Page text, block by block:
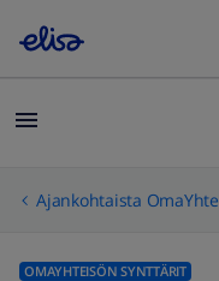
Ajankohtaista
OMAYHTEISÖN SYNTTÄRIT